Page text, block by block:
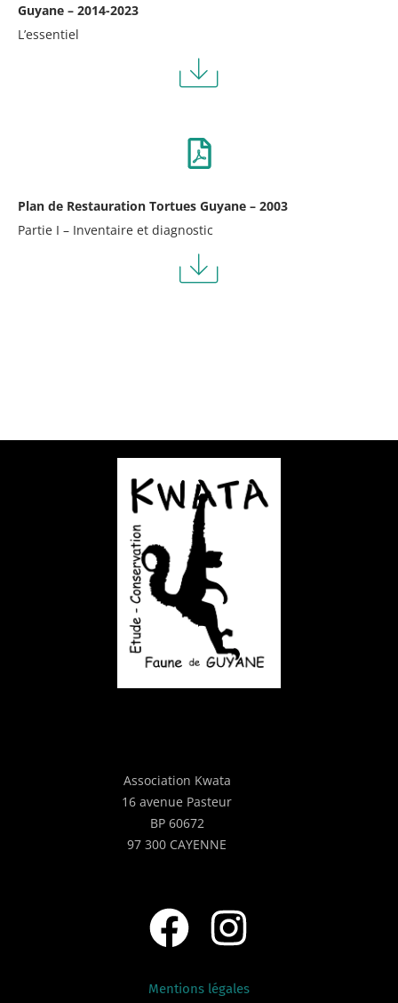
Guyane – 2014-2023
L’essentiel
Plan de Restauration Tortues Guyane – 2003
Partie I – Inventaire et diagnostic
Association Kwata
16 avenue Pasteur
BP 60672
97 300 CAYENNE
Mentions légales